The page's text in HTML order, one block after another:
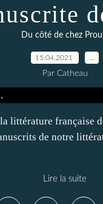
Du côté de chez
15.04.2021
Par Catheau
littérature française
de notre
Lire la suite